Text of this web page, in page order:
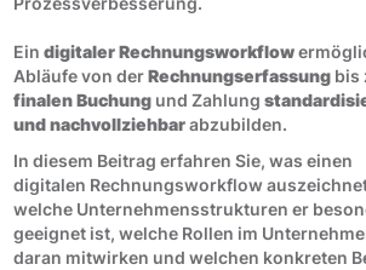
Ein digitaler Rechnungsworkflow
Abläufe von derRechnungserfassung bis
finalen Buchung und Zahlung
und nachvollziehbarabzubilden.
In diesem Beitrag erfahren Sie, was einen
digitalen Rechnungsworkflow
welche Unternehmensstrukturen er
geeignet ist, welche Rollen im
daran mitwirken und welchen konkreten